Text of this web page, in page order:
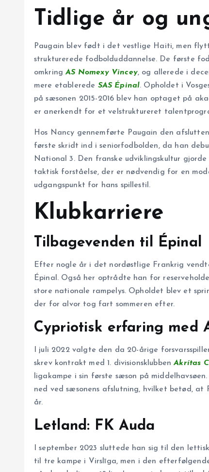
Tidlige år og
Paugain blev født i det vestlige Haiti, men
strukturerede fodbolduddannelse. De første
omkringAS Nomexy Vincey, og allerede i
mere etablerede SAS Épinal. Opholdet i
på sæsonen 2015-2016 blev han optaget på
er anerkendt for et velstruktureret
Hos Nancy gennemførte Paugain den
første skridt ind i seniorfodbolden, da han
National 3. Den franske udviklingskultur
taktisk forståelse, der er nødvendig for en
udgangspunkt for hans spillestil.
Klubkarriere
Tilbagevenden til Épinal
Efter nogle år i det nordøstlige Frankrig
Épinal. Også her optrådte han for
store nationale rampelys. Opholdet blev et
der for alvor tog fart sommeren efter.
Cypriotisk erfaring med
I juli 2022 valgte den da 20-årige
skrev kontrakt med 1. divisionsklubbenAkrítas
ligakampe i sin første sæson på
ned ved sæsonens afslutning, hvilket betød,
år.
Letland: FK Auda
I september 2023 sluttede han sig til den
til tre kampe i Virslīga, men i den